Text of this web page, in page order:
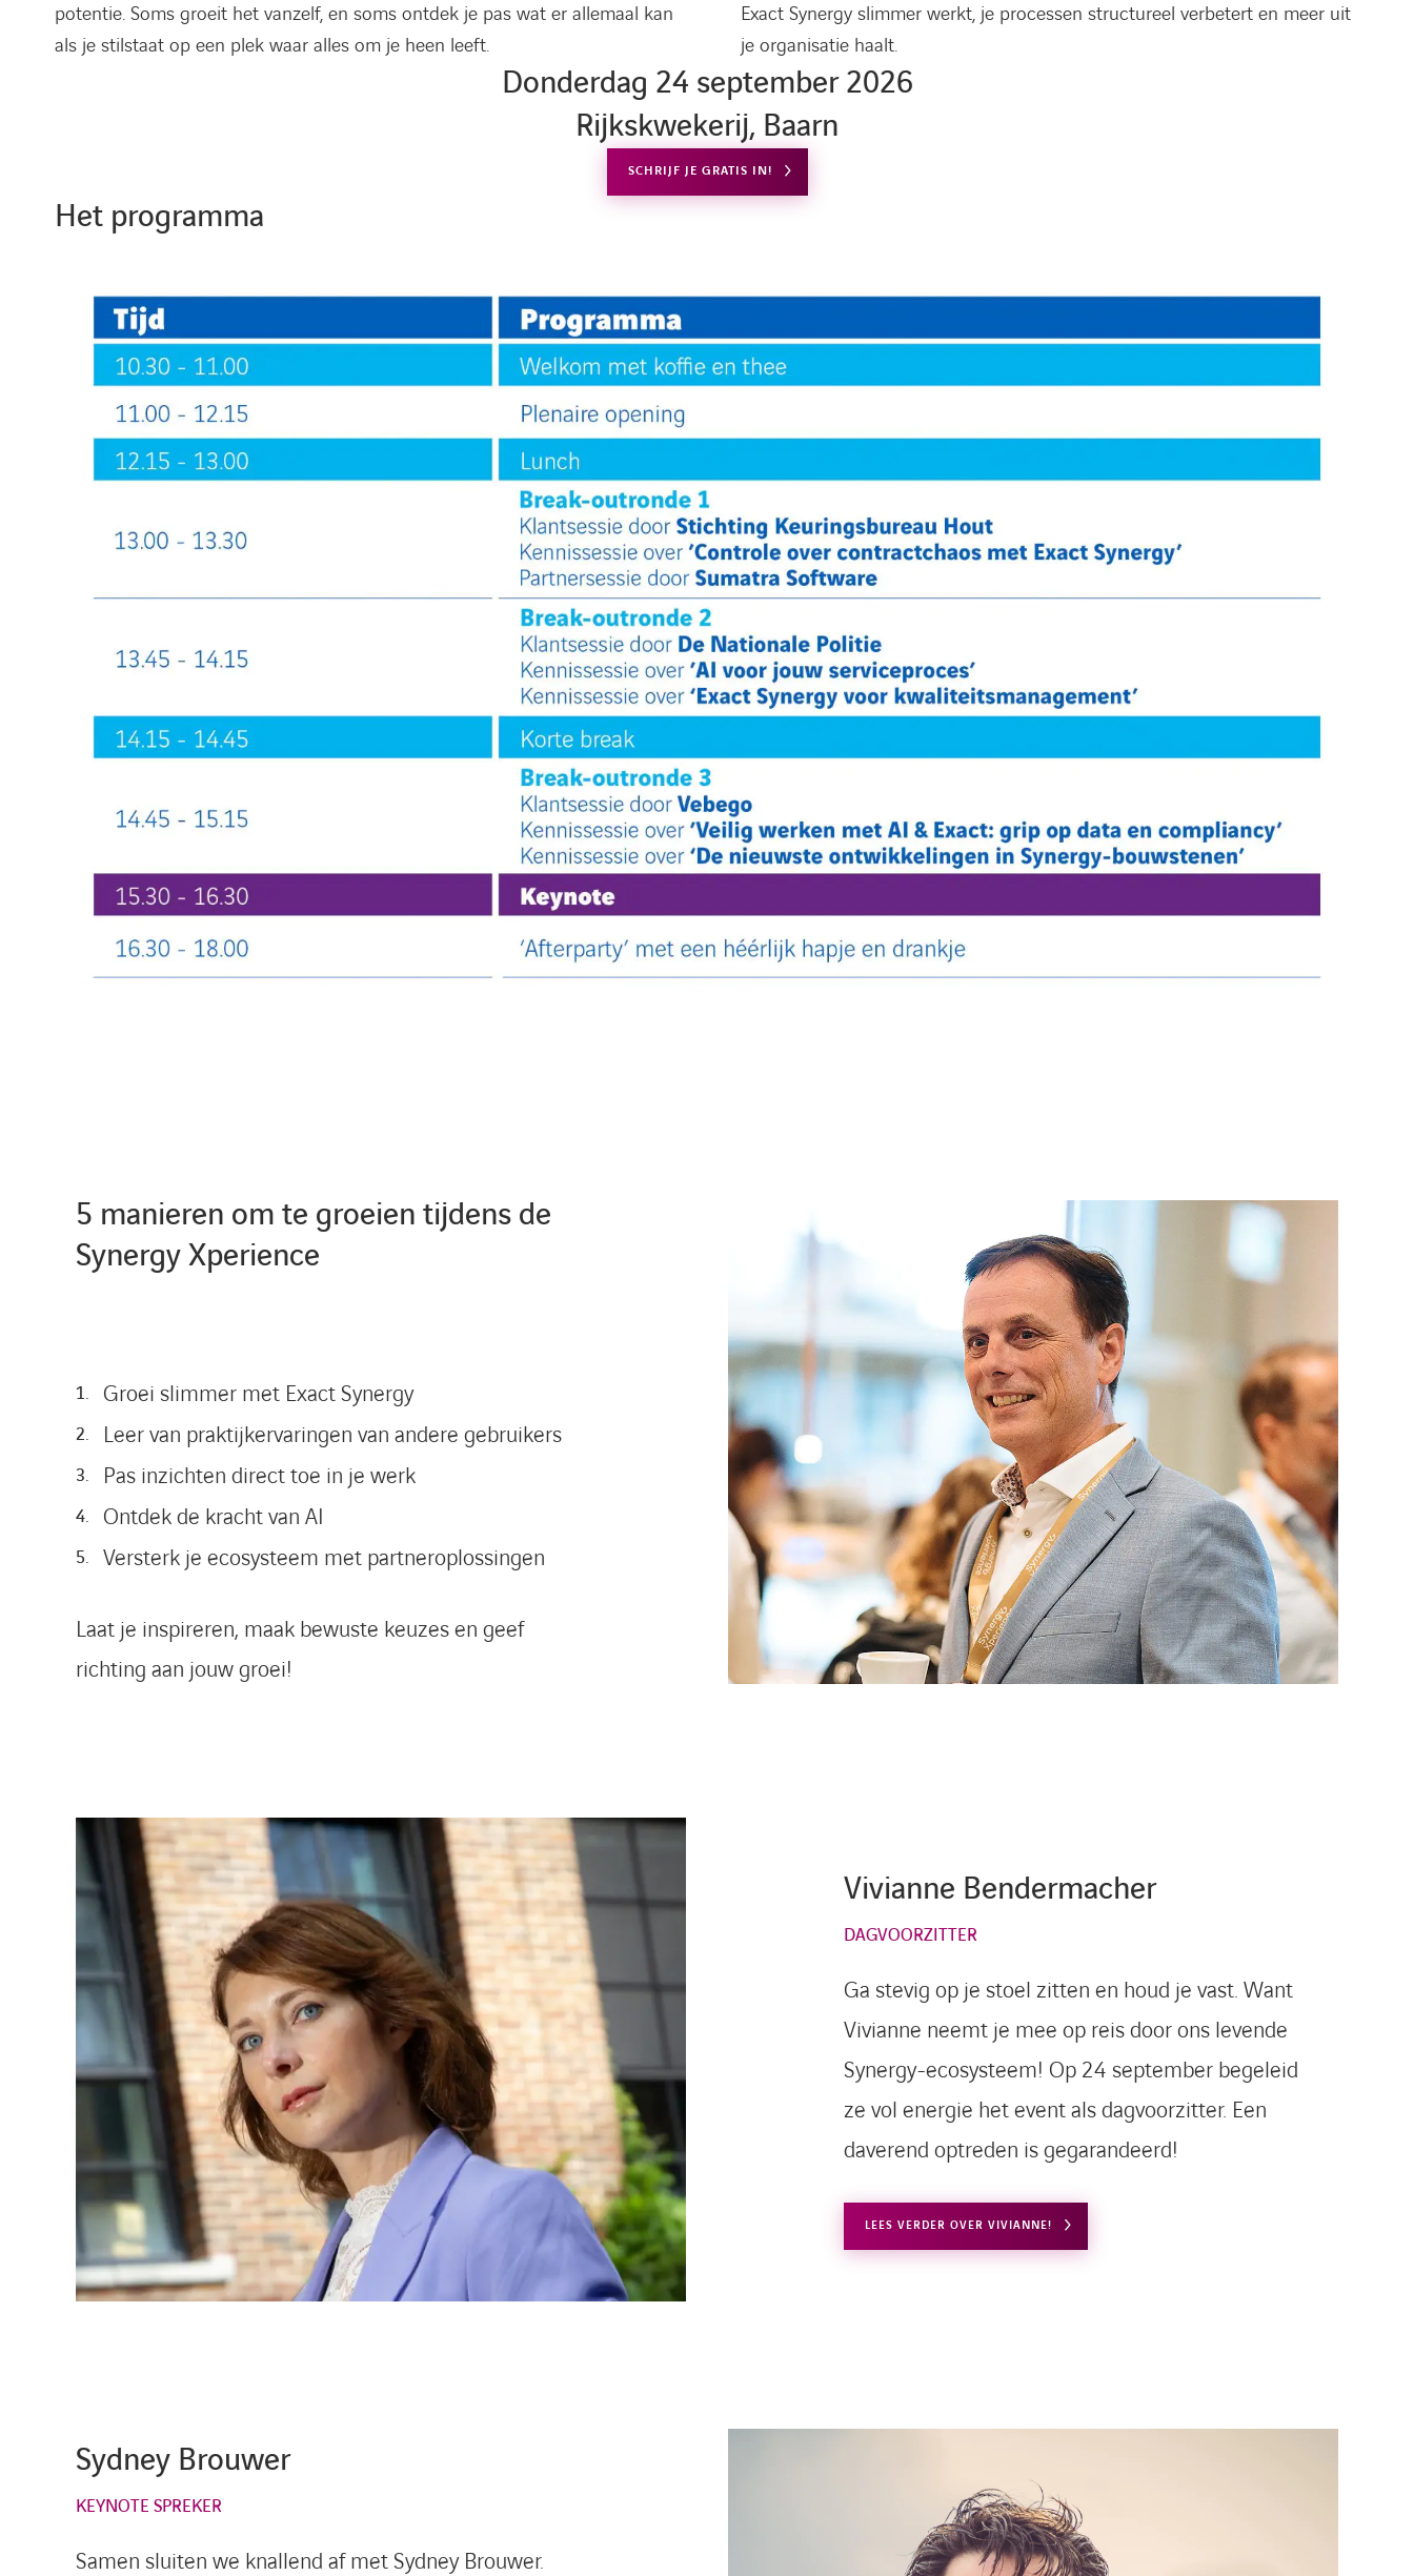
potentie. Soms groeit het vanzelf, en soms ontdek je pas wat er allemaal kan
als je stilstaat op een plek waar alles om je heen leeft.
Exact Synergy slimmer werkt, je processen structureel verbetert en meer uit
je organisatie haalt.
Donderdag 24 september 2026
Rijkskwekerij, Baarn
SCHRIJF JE GRATIS IN!
Het programma
5 manieren om te groeien tijdens de
Synergy Xperience
Groei slimmer met Exact Synergy
Leer van praktijkervaringen van andere gebruikers
Pas inzichten direct toe in je werk
Ontdek de kracht van AI
Versterk je ecosysteem met partneroplossingen
Laat je inspireren, maak bewuste keuzes en geef
richting aan jouw groei!
Vivianne Bendermacher
DAGVOORZITTER
Ga stevig op je stoel zitten en houd je vast. Want
Vivianne neemt je mee op reis door ons levende
Synergy-ecosysteem! Op 24 september begeleid
ze vol energie het event als dagvoorzitter. Een
daverend optreden is gegarandeerd!
LEES VERDER OVER VIVIANNE!
Sydney Brouwer
KEYNOTE SPREKER
Samen sluiten we knallend af met Sydney Brouwer.